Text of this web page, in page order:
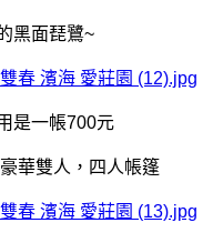
黑面琵鷺~
是一帳700元
華雙人，四人帳篷